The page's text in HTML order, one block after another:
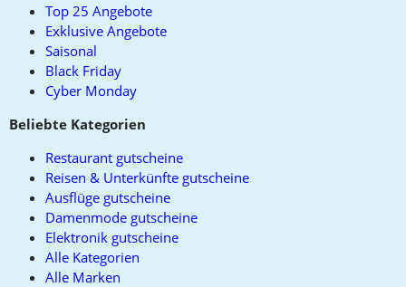
Top 25 Angebote
Exklusive Angebote
Saisonal
Black Friday
Cyber Monday
Beliebte Kategorien
Restaurant gutscheine
Reisen & Unterkünfte gutscheine
Ausflüge gutscheine
Damenmode gutscheine
Elektronik gutscheine
Alle Kategorien
Alle Marken